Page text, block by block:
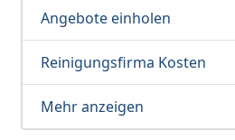
Angebote einholen
Reinigungsfirma Kosten
Mehr anzeigen